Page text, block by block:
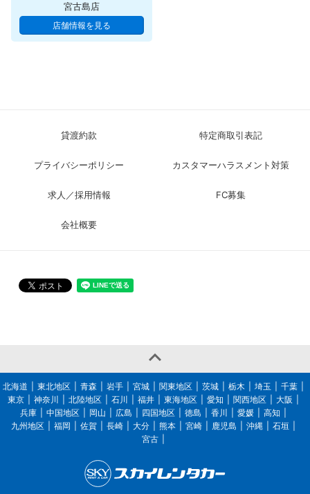
宮古島店
貸渡約款 特定商取引表記
プライバシーポリシー カスタマーハラスメント対策
求人／採用情報 FC募集
会社概要

北海道 東北地区 青森 岩手 宮城 関東地区 茨城 栃木 埼玉
千葉
東京
神奈川 北陸地区 石川 福井 東海地区 愛知 関西地区
大阪
兵庫
中国地区 岡山 広島 四国地区 徳島 香川 愛媛
高知
九州地区
福岡 佐賀 長崎 大分 熊本 宮崎 鹿児島 沖縄
石垣
宮古